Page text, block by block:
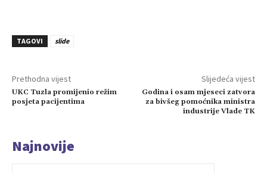
TAGOVI slide
Prethodna vijest
UKC Tuzla promijenio režim
posjeta pacijentima
Slijedeća vijest
Godina i osam mjeseci zatvora
za bivšeg pomoćnika ministra
industrije Vlade TK
Najnovije